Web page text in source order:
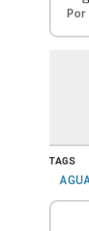
Por
TAGS